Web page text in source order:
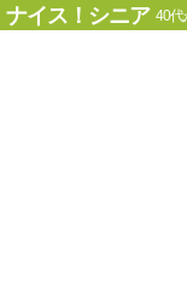
ナイス！シニア 40